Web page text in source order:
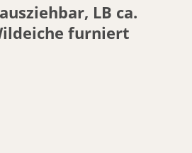
LB ca.
furniert